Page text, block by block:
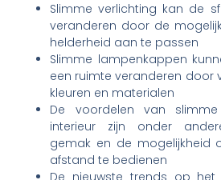
Slimme verlichting kan de
veranderen door de
helderheid aan te passen
Slimme lampenkappen
een ruimte veranderen door
kleuren en materialen
De voordelen van
interieur zijn onder
gemak en de mogelijkheid
afstand te bedienen